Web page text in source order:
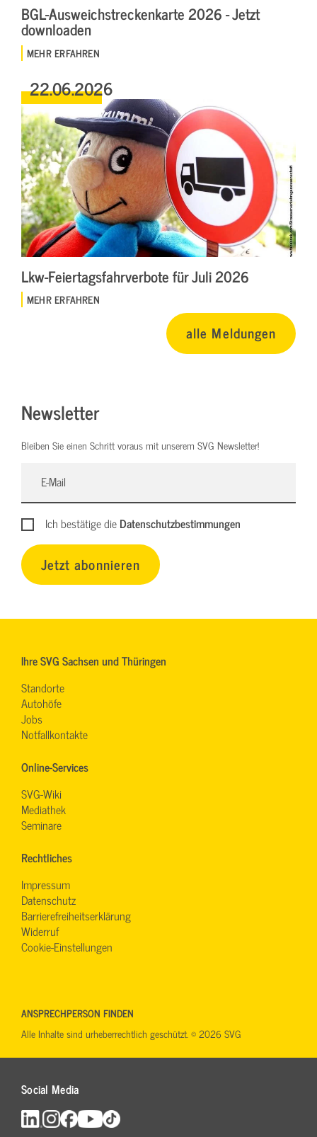
BGL-Ausweichstreckenkarte 2026 - Jetzt
downloaden
MEHR ERFAHREN
22.06.2026
Lkw-Feiertagsfahrverbote für Juli 2026
MEHR ERFAHREN
alle Meldungen
Newsletter
Bleiben Sie einen Schritt voraus mit unserem SVG Newsletter!
Ich bestätige dieDatenschutzbestimmungen
Jetzt abonnieren
Ihre SVG Sachsen und Thüringen
Standorte
Autohöfe
Jobs
Notfallkontakte
Online-Services
SVG-Wiki
Mediathek
Seminare
Rechtliches
Impressum
Datenschutz
Barrierefreiheitserklärung
Widerruf
Cookie-Einstellungen
Social Media
ANSPRECHPERSON FINDEN
Alle Inhalte sind urheberrechtlich geschützt. © 2026 SVG